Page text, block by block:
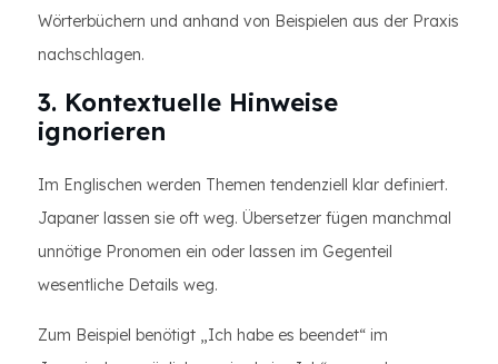
Wörterbüchern und anhand von Beispielen aus der Praxis
nachschlagen.
3. Kontextuelle Hinweise
ignorieren
Im Englischen werden Themen tendenziell klar definiert.
Japaner lassen sie oft weg. Übersetzer fügen manchmal
unnötige Pronomen ein oder lassen im Gegenteil
wesentliche Details weg.
Zum Beispiel benötigt „Ich habe es beendet“ im